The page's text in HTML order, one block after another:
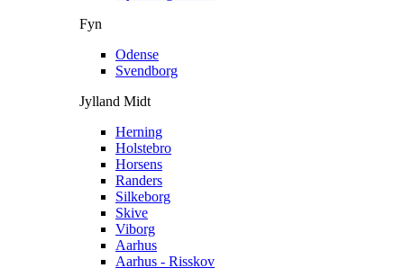
Fyn
Odense
Svendborg
Jylland Midt
Herning
Holstebro
Horsens
Randers
Silkeborg
Skive
Viborg
Aarhus
Aarhus - Risskov